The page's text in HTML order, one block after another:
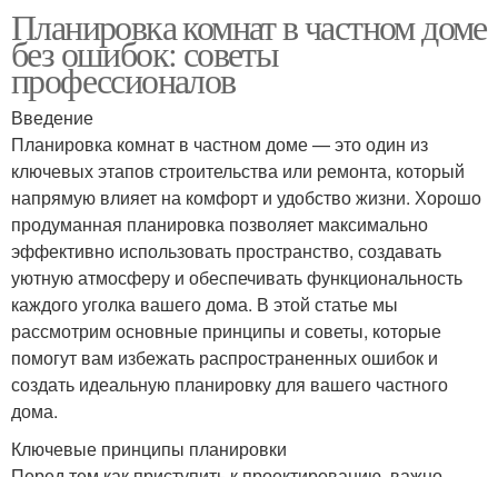
Планировка комнат в частном доме
без ошибок: советы
профессионалов
Введение
Планировка комнат в частном доме — это один из
ключевых этапов строительства или ремонта, который
напрямую влияет на комфорт и удобство жизни. Хорошо
продуманная планировка позволяет максимально
эффективно использовать пространство, создавать
уютную атмосферу и обеспечивать функциональность
каждого уголка вашего дома. В этой статье мы
рассмотрим основные принципы и советы, которые
помогут вам избежать распространенных ошибок и
создать идеальную планировку для вашего частного
дома.
Ключевые принципы планировки